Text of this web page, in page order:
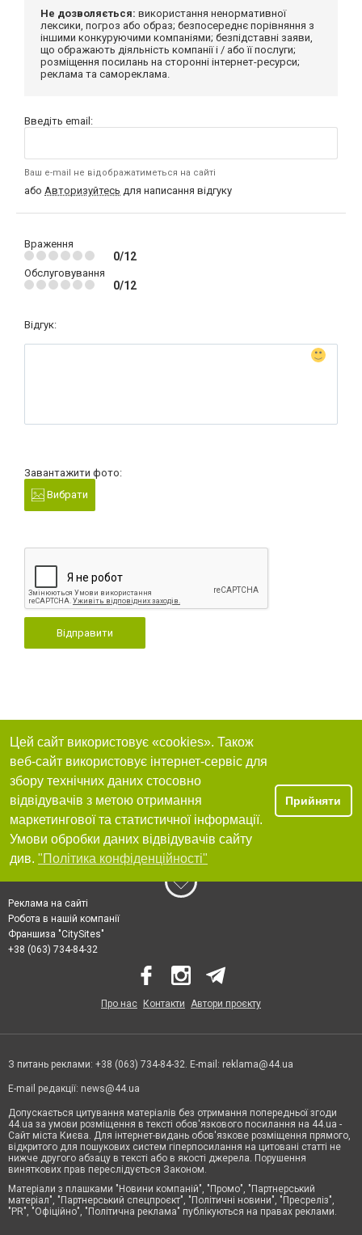
Не дозволяється: використання ненормативної
лексики, погроз або образ; безпосереднє порівняння з
іншими конкуруючими компаніями; безпідставні заяви,
що ображають діяльність компанії і / або її послуги;
розміщення посилань на сторонні інтернет-ресурси;
реклама та самореклама.
Введіть email:
Ваш e-mail не відображатиметься на сайті
або Авторизуйтесь для написання відгуку
Враження
0/12
Обслуговування
0/12
Відгук:
Завантажити фото:
Вибрати
Відправити
Цей сайт використовує «cookies». Також
веб-сайт використовує інтернет-сервіс для
збору технічних даних стосовно
відвідувачів з метою отримання
маркетингової та статистичної інформації.
Умови обробки даних відвідувачів сайту
див. "Політика конфіденційності"
Прийняти
Реклама на сайті
Робота в нашій компанії
Франшиза "CitySites"
+38 (063) 734-84-32
Про нас Контакти Автори проєкту
З питань реклами: +38 (063) 734-84-32. E-mail: reklama@44.ua
E-mail редакції: news@44.ua
Допускається цитування матеріалів без отримання попередньої згоди
44.ua за умови розміщення в тексті обов'язкового посилання на 44.ua -
Сайт міста Києва. Для інтернет-видань обов'язкове розміщення прямого,
відкритого для пошукових систем гіперпосилання на цитовані статті не
нижче другого абзацу в тексті або в якості джерела. Порушення
виняткових прав переслідується Законом.
Матеріали з плашками "Новини компаній", "Промо", "Партнерський
матеріал", "Партнерський спецпроєкт", "Політичні новини", "Пресреліз",
"PR", "Офіційно", "Політична реклама" публікуються на правах реклами.